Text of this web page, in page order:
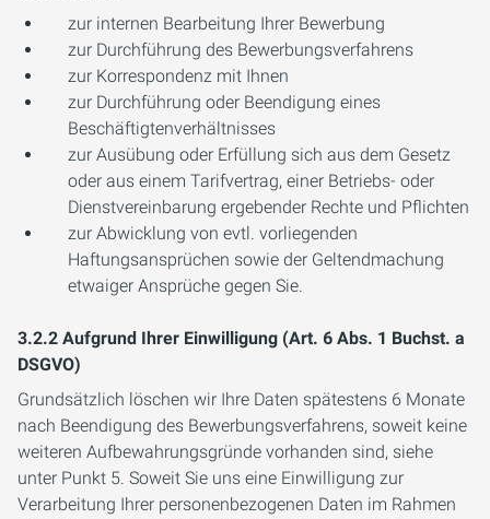
zur internen Bearbeitung Ihrer Bewerbung
zur Durchführung des Bewerbungsverfahrens
zur Korrespondenz mit Ihnen
zur Durchführung oder Beendigung eines
Beschäftigtenverhältnisses
zur Ausübung oder Erfüllung sich aus dem Gesetz
oder aus einem Tarifvertrag, einer Betriebs- oder
Dienstvereinbarung ergebender Rechte und Pflichten
zur Abwicklung von evtl. vorliegenden
Haftungsansprüchen sowie der Geltendmachung
etwaiger Ansprüche gegen Sie.
3.2.2 Aufgrund Ihrer Einwilligung (Art. 6 Abs. 1 Buchst. a
DSGVO)
Grundsätzlich löschen wir Ihre Daten spätestens 6 Monate
nach Beendigung des Bewerbungsverfahrens, soweit keine
weiteren Aufbewahrungsgründe vorhanden sind, siehe
unter Punkt 5. Soweit Sie uns eine Einwilligung zur
Verarbeitung Ihrer personenbezogenen Daten im Rahmen